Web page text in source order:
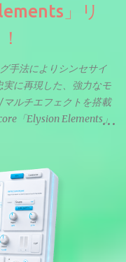
」リ
手法によりシンセサイ
に再現した、強力なモ
ルチエフェクトを搭載
「Elysion Elements」
超えます。複数の設定に
じめアルペジオがプロ
、アルペジオを切るこ
ライブラリは、音を一
整します。 しかし、
含む様々な音源から、